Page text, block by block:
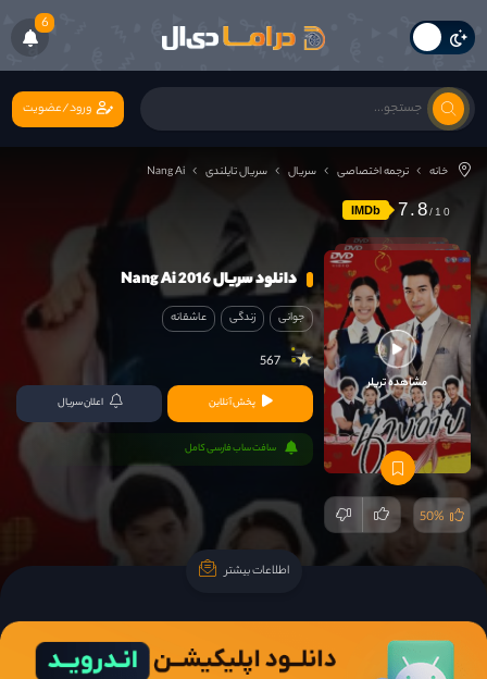
6
ورود/عضویت
خانه ترجمه اختصاصی سریال سریال تایلندی Nang Ai
IMDb 7.8
مشاهده تریلر
50%
دانلود سریال Nang Ai 2016
جوانی زندگی عاشقانه
567
پخش آنلاین اعلان سریال
سافت ساب فارسی کامل
اطلاعات بیشتر